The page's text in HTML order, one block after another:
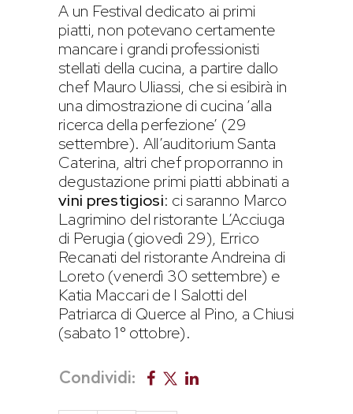
A un Festival dedicato ai primi
piatti, non potevano certamente
mancare i grandi professionisti
stellati della cucina, a partire dallo
chef Mauro Uliassi, che si esibirà in
una dimostrazione di cucina ‘alla
ricerca della perfezione’ (29
settembre). All’auditorium Santa
Caterina, altri chef proporranno in
degustazione primi piatti abbinati a
vini prestigiosi: ci saranno Marco
Lagrimino del ristorante L’Acciuga
di Perugia (giovedì 29), Errico
Recanati del ristorante Andreina di
Loreto (venerdì 30 settembre) e
Katia Maccari de I Salotti del
Patriarca di Querce al Pino, a Chiusi
(sabato 1° ottobre).
Condividi: